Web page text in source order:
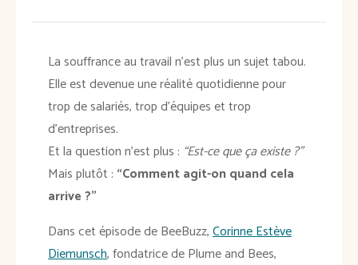
La souffrance au travail n’est plus un sujet tabou.
Elle est devenue une réalité quotidienne pour
trop de salariés, trop d’équipes et trop
d’entreprises.
Et la question n’est plus : “Est-ce que ça existe ?”
Mais plutôt : “Comment agit-on quand cela
arrive ?”
Dans cet épisode de BeeBuzz,Corinne Estève
Diemunsch, fondatrice de Plume and Bees,